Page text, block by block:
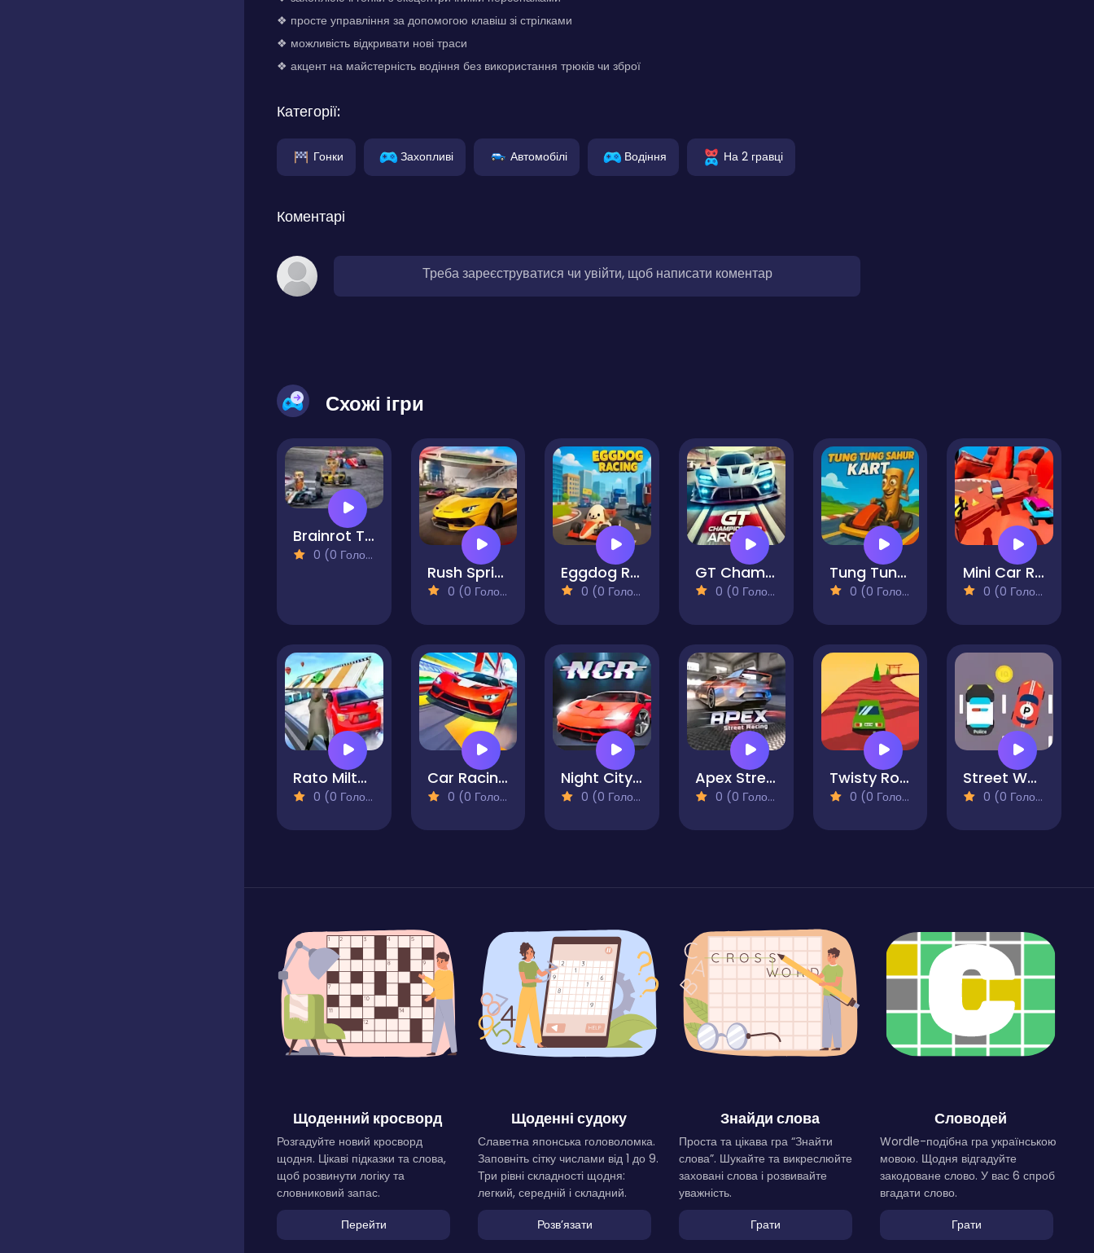
❖ просте управління за допомогою клавіш зі стрілками
❖ можливість відкривати нові траси
❖ акцент на майстерність водіння без використання трюків чи зброї
Категорії:
Гонки Захопливі Автомобілі Водіння На 2 гравці
Коментарі
Треба зареєструватися чи увійти, щоб написати коментар
Схожі ігри
Brainrot Tung Tung Racing
0 (0 Голосів)
Rush Sprint
0 (0 Голосів)
Eggdog Racing
0 (0 Голосів)
GT Championship Arcade
0 (0 Голосів)
Tung Tung Sahur Kart
0 (0 Голосів)
Mini Car Racing
0 (0 Голосів)
Rato Milton Extreme Ramp Stunts
0 (0 Голосів)
Car Racing - Sky Race
0 (0 Голосів)
Night City Racing
0 (0 Голосів)
Apex Street Racing
0 (0 Голосів)
Twisty Roads
0 (0 Голосів)
Street Wars: Traffic Racer
0 (0 Голосів)
Щоденний кросворд
Розгадуйте новий кросворд
щодня. Цікаві підказки та слова,
щоб розвинути логіку та
словниковий запас.
Перейти
Щоденні судоку
Славетна японська головоломка.
Заповніть сітку числами від 1 до 9.
Три рівні складності щодня:
легкий, середній і складний.
Розвʼязати
Знайди слова
Проста та цікава гра “Знайти
слова”. Шукайте та викреслюйте
заховані слова і розвивайте
уважність.
Грати
Словодей
Wordle-подібна гра українською
мовою. Щодня відгадуйте
закодоване слово. У вас 6 спроб
вгадати слово.
Грати